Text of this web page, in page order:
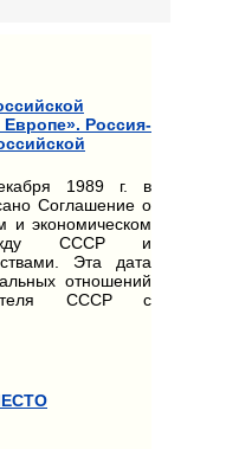
Россия-
1989 г. в
Соглашение о
и экономическом
СССР и
Эта дата
отношений
СССР с